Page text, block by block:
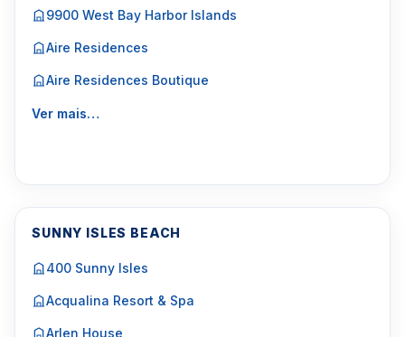
9900 West Bay Harbor Islands
Aire Residences
Aire Residences Boutique
Ver mais…
SUNNY ISLES BEACH
400 Sunny Isles
Acqualina Resort & Spa
Arlen House